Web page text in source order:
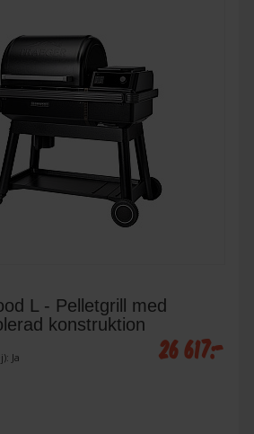
L - Pelletgrill med
konstruktion
Ja
26 617:-